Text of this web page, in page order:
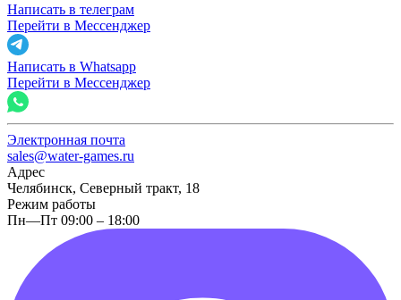
Написать в телеграм
Перейти в Мессенджер
Написать в Whatsapp
Перейти в Мессенджер
Электронная почта
sales@water-games.ru
Адрес
Челябинск, Северный тракт, 18
Режим работы
Пн—Пт 09:00 – 18:00